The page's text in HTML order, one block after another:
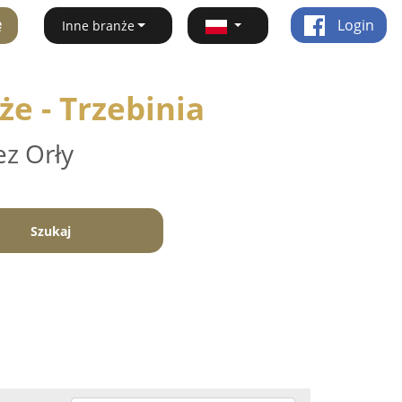
Inne branże Login
- Trzebinia
Orły
Szukaj